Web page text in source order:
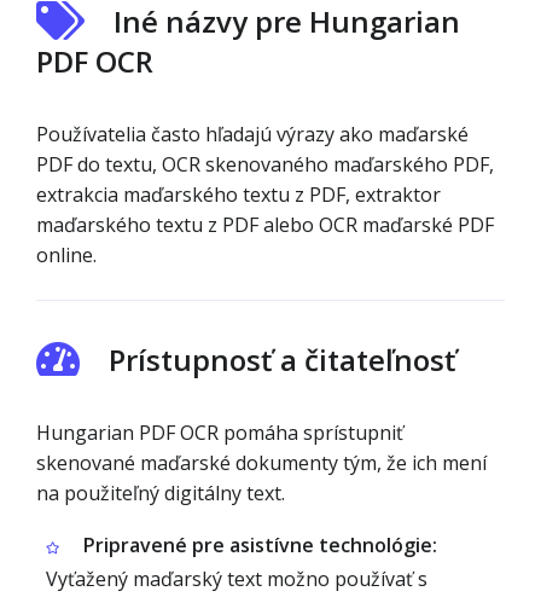
Iné názvy pre Hungarian
PDF OCR
Používatelia často hľadajú výrazy ako maďarské
PDF do textu, OCR skenovaného maďarského PDF,
extrakcia maďarského textu z PDF, extraktor
maďarského textu z PDF alebo OCR maďarské PDF
online.
Prístupnosť a čitateľnosť
Hungarian PDF OCR pomáha sprístupniť
skenované maďarské dokumenty tým, že ich mení
na použiteľný digitálny text.
Pripravené pre asistívne technológie:
Vyťažený maďarský text možno používať s